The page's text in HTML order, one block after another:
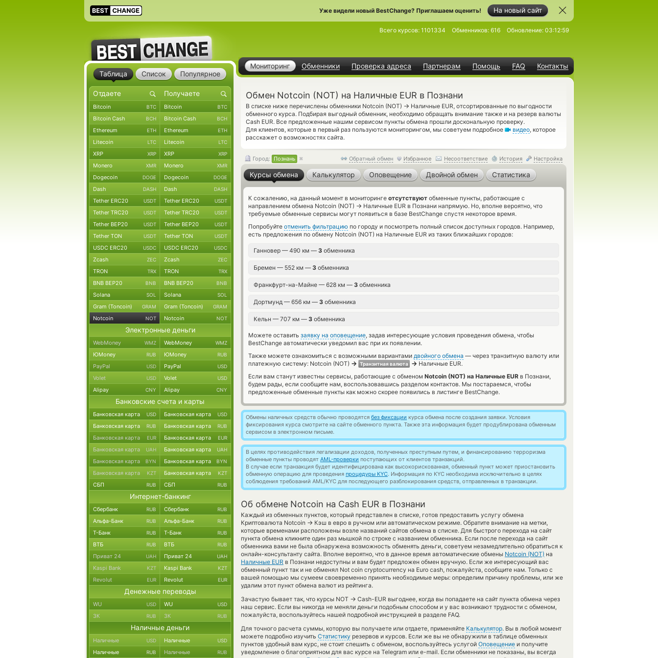
На новый сайт
Уже видели новый BestChange? Приглашаем оценить!
Мониторинг Обменники Проверка адреса Партнерам Помощь FAQ Контакты
Всего курсов: 1101334 Обменников: 616 Обновление: 03:12:59
Обмен Notcoin (NOT) на Наличные EUR в Познани
В списке ниже перечислены обменники Notcoin (NOT) → Наличные EUR, отсортированные по выгодности
обменного курса. Подбирая выгодный обменник, необходимо обращать внимание также и на резерв валюты
Cash EUR. Все предложенные нашим сервисом пункты обмена прошли доскональную проверку.
Для клиентов, которые в первый раз пользуются мониторингом, мы советуем подробное
видео, которое
расскажет о возможностях сайта.
Обратный обмен Избранное Несоответствие История Настройка
Город: Познань
Курсы обмена Калькулятор Оповещение Двойной обмен Статистика
К сожалению, на данный момент в мониторинге отсутствуют обменные пункты, работающие с
направлением обмена Notcoin (NOT) → Наличные EUR в Познани напрямую. Но, вполне вероятно, что
требуемые обменные сервисы могут появиться в базе BestChange спустя некоторое время.
Попробуйте отменить фильтрацию по городу и посмотреть полный список доступных городов. Например,
есть предложения по обмену Notcoin (NOT) на Наличные EUR из таких ближайших городов:
Ганновер — 490 км — 3 обменника
Бремен — 552 км — 3 обменника
Франкфурт-на-Майне — 628 км — 3 обменника
Дортмунд — 656 км — 3 обменника
Кельн — 707 км — 3 обменника
Можете оставить заявку на оповещение, задав интересующие условия проведения обмена, чтобы
BestChange автоматически уведомил вас при их появлении.
Также можете ознакомиться с возможными вариантами двойного обмена — через транзитную валюту или
платежную систему: Notcoin (NOT) → Транзитная валюта → Наличные EUR.
Если вам станут известны сервисы, работающие с обменом Notcoin (NOT) на Наличные EUR в Познани,
будем рады, если сообщите нам, воспользовавшись разделом контактов. Мы постараемся, чтобы
предложенные обменные пункты как можно скорее появились в листинге BestChange.
Обмены наличных средств обычно проводятся без фиксации курса обмена после создания заявки. Условия
фиксирования курса смотрите на сайте обменного пункта. Также эта информация будет продублирована обменным
сервисом в электронном письме.
В целях противодействия легализации доходов, полученных преступным путем, и финансированию терроризма
обменные пункты проводят AML-проверки поступающих от клиентов транзакций.
В случае если транзакция будет идентифицирована как высокорискованная, обменный пункт может приостановить
обменную операцию для проведения процедуры KYC. Информация по KYC необходима исключительно в целях
соблюдения требований AML/KYC для последующего разблокирования средств, отправленных в транзакции.
Об обмене Notcoin на Cash EUR в Познани
Каждый из обменных пунктов, который представлен в списке, готов предоставить услугу обмена
Криптовалюта Notcoin → Кэш в евро в ручном или автоматическом режиме. Обратите внимание на метки,
которые временами расположены возле названий сайтов обмена в списке. Для быстрого перехода на сайт
пункта обмена кликните один раз мышкой по строке с названием обменника. Если после перехода на сайт
обменника вами не была обнаружена возможность обменять деньги, советуем незамедлительно обратиться к
онлайн-консультанту сайта. Вполне вероятно, что в данное время автоматические обмены Notcoin (NOT) на
Наличные EUR в Познани недоступны и вам будет предложен обмен вручную. Если же интересующий вас
обменный пункт так и не обменял Not coin cryptocurrency на Euro cash, пожалуйста, сообщите нам. Только с
вашей помощью мы сумеем своевременно принять необходимые меры: определим причину проблемы, или же
удалим этот пункт обмена валют из рейтинга.
Зачастую бывает так, что курсы NOT → Cash-EUR выгоднее, когда вы попадаете на сайт пункта обмена через
наш сервис. Если вы никогда не меняли деньги подобным способом и у вас возникают трудности с обменом,
пожалуйста, воспользуйтесь нашей подробной инструкцией в разделе FAQ.
Для точного расчета суммы, которую вы получаете или отдаете, применяйте Калькулятор. Вы в любой момент
можете подробно изучить Статистику резервов и курсов. Если же вы не обнаружили в таблице обменных
пунктов удобный вам курс, не стоит спешить с обменом, воспользуйтесь услугой Оповещение и получите
уведомление о благоприятном для вас курсе на Telegram или e-mail. Если обменники не показаны, вы всегда
Таблица Список Популярное
Bitcoin BTC Bitcoin BTC
Bitcoin Cash BCH Bitcoin Cash BCH
Ethereum ETH Ethereum ETH
Litecoin LTC Litecoin LTC
XRP XRP XRP XRP
Monero XMR Monero XMR
Dogecoin DOGE Dogecoin DOGE
Dash DASH Dash DASH
Tether ERC20 USDT Tether ERC20 USDT
Tether TRC20 USDT Tether TRC20 USDT
Tether BEP20 USDT Tether BEP20 USDT
Tether TON USDT Tether TON USDT
USDC ERC20 USDC USDC ERC20 USDC
Zcash ZEC Zcash ZEC
TRON TRX TRON TRX
BNB BEP20 BNB BNB BEP20 BNB
Solana SOL Solana SOL
Gram (Toncoin) GRAM Gram (Toncoin) GRAM
Notcoin NOT Notcoin NOT
Электронные деньги
WebMoney WMZ WebMoney WMZ
ЮMoney RUB ЮMoney RUB
PayPal USD PayPal USD
Volet USD Volet USD
Alipay CNY Alipay CNY
Банковские счета и карты
Банковская карта USD Банковская карта USD
Банковская карта RUB Банковская карта RUB
Банковская карта EUR Банковская карта EUR
Банковская карта UAH Банковская карта UAH
Банковская карта BYN Банковская карта BYN
Банковская карта KZT Банковская карта KZT
СБП RUB СБП RUB
Интернет-банкинг
Сбербанк RUB Сбербанк RUB
Альфа-Банк RUB Альфа-Банк RUB
Т-Банк RUB Т-Банк RUB
ВТБ RUB ВТБ RUB
Приват 24 UAH Приват 24 UAH
Kaspi Bank KZT Kaspi Bank KZT
Revolut EUR Revolut EUR
Денежные переводы
WU USD WU USD
ЗК RUB ЗК RUB
Наличные деньги
Наличные USD Наличные USD
Наличные RUB Наличные RUB